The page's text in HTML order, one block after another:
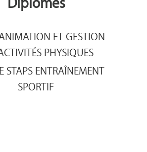
ET GESTION
PHYSIQUES
STAPS ENTRAÎNEMENT
SPORTIF